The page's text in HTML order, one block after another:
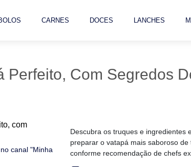
CARNES DOCES LANCHES
Perfeito, Com Segredos
canal "Minha
Descubra os truques e ingredientes
preparar o vatapá mais saboroso de
conforme recomendação de chefs